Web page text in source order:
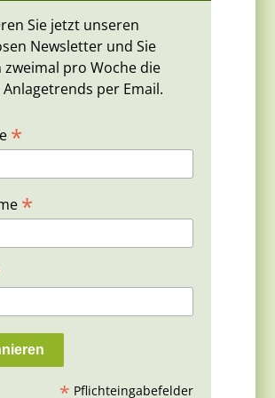
Sie jetzt unseren
Newsletter und Sie
zweimal pro Woche die
per Email.
*
*
* Pflichteingabefelder